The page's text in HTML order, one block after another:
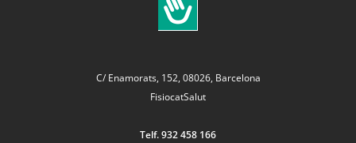
C/ Enamorats, 152, 08026, Barcelona
FisiocatSalut
Telf. 932 458 166